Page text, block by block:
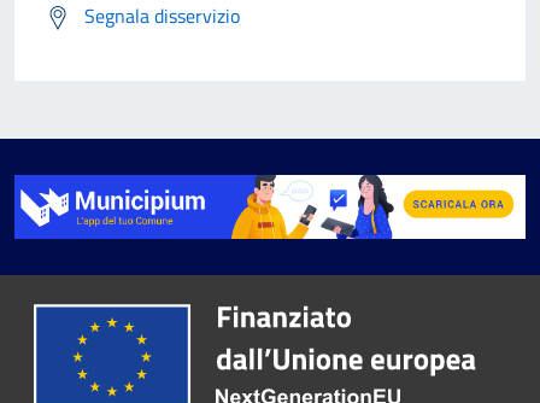
Segnala disservizio